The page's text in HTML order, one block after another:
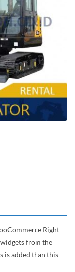
Right
from the
is added than this